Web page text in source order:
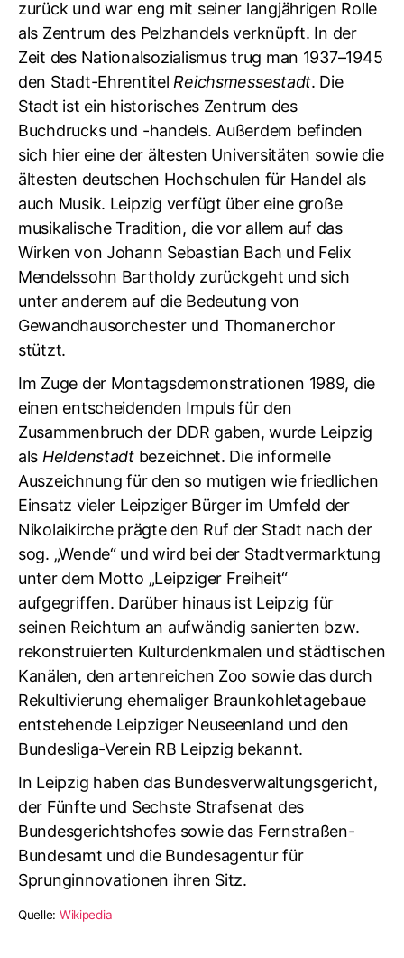
zurück und war eng mit seiner langjährigen Rolle
als Zentrum des Pelzhandels verknüpft. In der
Zeit des Nationalsozialismus trug man 1937–1945
den Stadt-Ehrentitel Reichsmessestadt. Die
Stadt ist ein historisches Zentrum des
Buchdrucks und -handels. Außerdem befinden
sich hier eine der ältesten Universitäten sowie die
ältesten deutschen Hochschulen für Handel als
auch Musik. Leipzig verfügt über eine große
musikalische Tradition, die vor allem auf das
Wirken von Johann Sebastian Bach und Felix
Mendelssohn Bartholdy zurückgeht und sich
unter anderem auf die Bedeutung von
Gewandhausorchester und Thomanerchor
stützt.
Im Zuge der Montagsdemonstrationen 1989, die
einen entscheidenden Impuls für den
Zusammenbruch der DDR gaben, wurde Leipzig
als Heldenstadtbezeichnet. Die informelle
Auszeichnung für den so mutigen wie friedlichen
Einsatz vieler Leipziger Bürger im Umfeld der
Nikolaikirche prägte den Ruf der Stadt nach der
sog. „Wende“ und wird bei der Stadtvermarktung
unter dem Motto „Leipziger Freiheit“
aufgegriffen. Darüber hinaus ist Leipzig für
seinen Reichtum an aufwändig sanierten bzw.
rekonstruierten Kulturdenkmalen und städtischen
Kanälen, den artenreichen Zoo sowie das durch
Rekultivierung ehemaliger Braunkohletagebaue
entstehende Leipziger Neuseenland und den
Bundesliga-Verein RB Leipzig bekannt.
In Leipzig haben das Bundesverwaltungsgericht,
der Fünfte und Sechste Strafsenat des
Bundesgerichtshofes sowie das Fernstraßen-
Bundesamt und die Bundesagentur für
Sprunginnovationen ihren Sitz.
Quelle: Wikipedia